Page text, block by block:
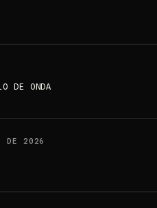
DE ONDA
DE 2026